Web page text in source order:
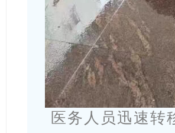
医务人员迅速转